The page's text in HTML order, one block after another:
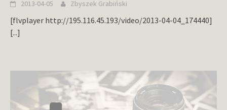
2013-04-05 Zbyszek Grabiński
[flvplayer http://195.116.45.193/video/2013-04-04_174440]
[...]